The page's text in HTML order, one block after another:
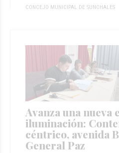
CONCEJO MUNICIPAL DE SUNCHALES
Avanza una nueva
iluminación:
céntrico, avenida
General Paz